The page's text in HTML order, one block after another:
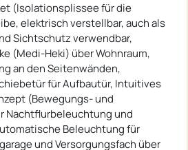
(Isolationsplissee für die
elektrisch verstellbar, auch als
Sichtschutz verwendbar,
(Medi-Heki) über Wohnraum,
an den Seitenwänden,
für Aufbautür, Intuitives
(Bewegungs- und
Nachtflurbeleuchtung und
Beleuchtung für
und Versorgungsfach über